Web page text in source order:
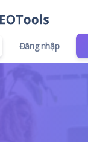
Đăng nhập